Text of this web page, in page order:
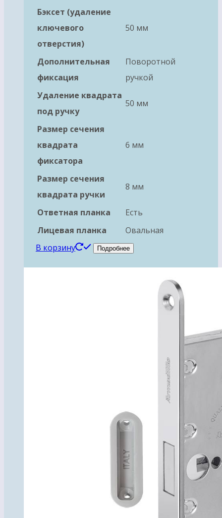
Бэксет (удаление
ключевого
отверстия)
50 мм
Дополнительная
фиксация
Поворотной
ручкой
Удаление квадрата
под ручку
50 мм
Размер сечения
квадрата
фиксатора
6 мм
Размер сечения
квадрата ручки
8 мм
Ответная планка
Есть
Лицевая планка
Овальная
В корзину
Подробнее